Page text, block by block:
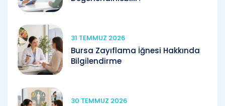
31 TEMMUZ 2026
Bursa Zayıflama İğnesi Hakkında
Bilgilendirme
30 TEMMUZ 2026